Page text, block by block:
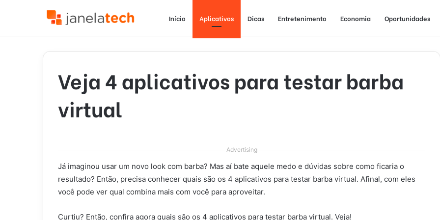
Início Aplicativos Dicas Entretenimento Economia Oportunidades
Veja 4 aplicativos para testar barba
virtual
Advertising
Já imaginou usar um novo look com barba? Mas aí bate aquele medo e dúvidas sobre como ficaria o
resultado? Então, precisa conhecer quais são os 4 aplicativos para testar barba virtual. Afinal, com eles
você pode ver qual combina mais com você para aproveitar.
Curtiu? Então, confira agora quais são os 4 aplicativos para testar barba virtual. Veja!